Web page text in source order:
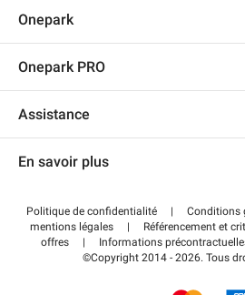
Onepark
Recrutement
Onepark PRO
Accéder à mon espace partenaire
Assistance
Centre d'aide
Régler votre stationnement FLOW
En savoir plus
Wiki
Guide du stationnement
Politique de confidentialité |
Conditions
mentions légales
|
Référencement et
offres
| Informations
©Copyright 2014 - 2026. Tous